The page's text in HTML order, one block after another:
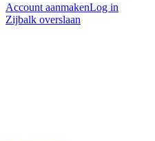
Account aanmakenLog in
Zijbalk overslaan